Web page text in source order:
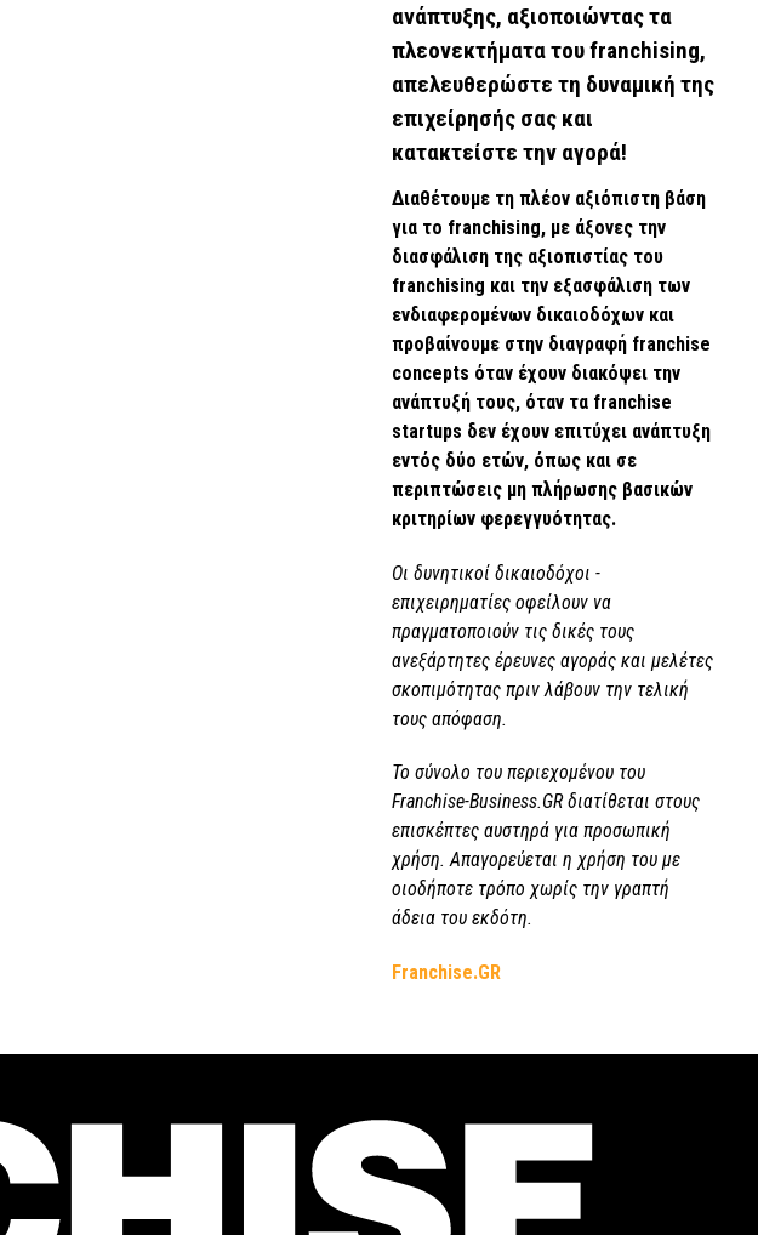
ανάπτυξης, αξιοποιώντας τα
πλεονεκτήματα του franchising,
απελευθερώστε τη δυναμική της
επιχείρησής σας και
κατακτείστε την αγορά!
Διαθέτουμε τη πλέον αξιόπιστη βάση
για το franchising, με άξονες την
διασφάλιση της αξιοπιστίας του
franchising και την εξασφάλιση των
ενδιαφερομένων δικαιοδόχων και
προβαίνουμε στην διαγραφή franchise
concepts όταν έχουν διακόψει την
ανάπτυξή τους, όταν τα franchise
startups δεν έχουν επιτύχει ανάπτυξη
εντός δύο ετών, όπως και σε
περιπτώσεις μη πλήρωσης βασικών
κριτηρίων φερεγγυότητας.
Οι δυνητικοί δικαιοδόχοι -
επιχειρηματίες οφείλουν να
πραγματοποιούν τις δικές τους
ανεξάρτητες έρευνες αγοράς και μελέτες
σκοπιμότητας πριν λάβουν την τελική
τους απόφαση.
Το σύνολο του περιεχομένου του
Franchise-Business.GR διατίθεται στους
επισκέπτες αυστηρά για προσωπική
χρήση. Απαγορεύεται η χρήση του με
οιοδήποτε τρόπο χωρίς την γραπτή
άδεια του εκδότη.
Franchise.GR